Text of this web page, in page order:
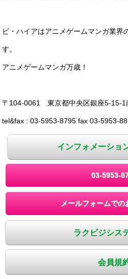
ビ・ハイアはアニメゲームマンガ業界
す。
アニメゲームマンガ万歳！
〒104-0061 東京都中央区銀座5-15-1
tel&fax : 03-5953-8795 fax 03-5953-
インフォメーショ
03-5953-
メールフォームでの
ラクビジシス
会員規